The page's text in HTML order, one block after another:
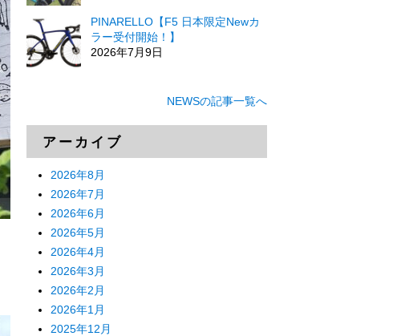
PINARELLO【F5 日本限定Newカ
ラー受付開始！】
2026年7月9日
NEWSの記事一覧へ
アーカイブ
2026年8月
2026年7月
2026年6月
2026年5月
2026年4月
2026年3月
2026年2月
2026年1月
2025年12月